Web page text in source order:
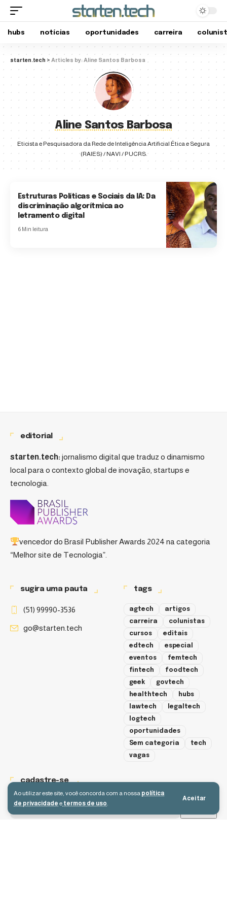
Ao utilizar este site, você concorda com a nossa política
de privacidade e termos de uso.
Aceitar
hubs notícias oportunidades carreira
starten.tech > Articles by: Aline Santos Barbosa
Aline Santos Barbosa
Eticista e Pesquisadora da Rede de Inteligência Artificial Ética e Segura
(RAIES) / NAVI / PUCRS.
Estruturas Políticas e Sociais da IA: Da
discriminação algorítmica ao
letramento digital
6 Min leitura
editorial
starten.tech: jornalismo digital que traduz o dinamismo
local para o contexto global de inovação, startups e
tecnologia.
vencedor do Brasil Publisher Awards 2024 na categoria
“Melhor site de Tecnologia”.
sugira uma pauta
(51) 99990-3536
go@starten.tech
tags
agtech
artigos
carreira
colunistas
cursos
editais
edtech
especial
eventos
femtech
fintech
foodtech
geek
govtech
healthtech
hubs
lawtech
legaltech
logtech
oportunidades
Sem categoria
tech
vagas
cadastre-se